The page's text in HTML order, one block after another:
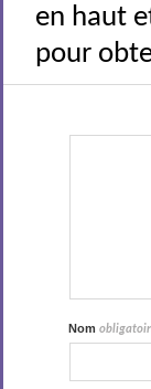
en haut
pour
Nom